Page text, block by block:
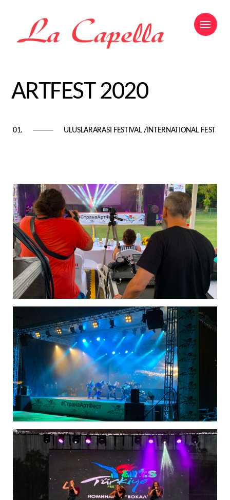
ARTFEST 2020
01. ULUSLARARASI FESTIVAL /INTERNATIONAL FEST